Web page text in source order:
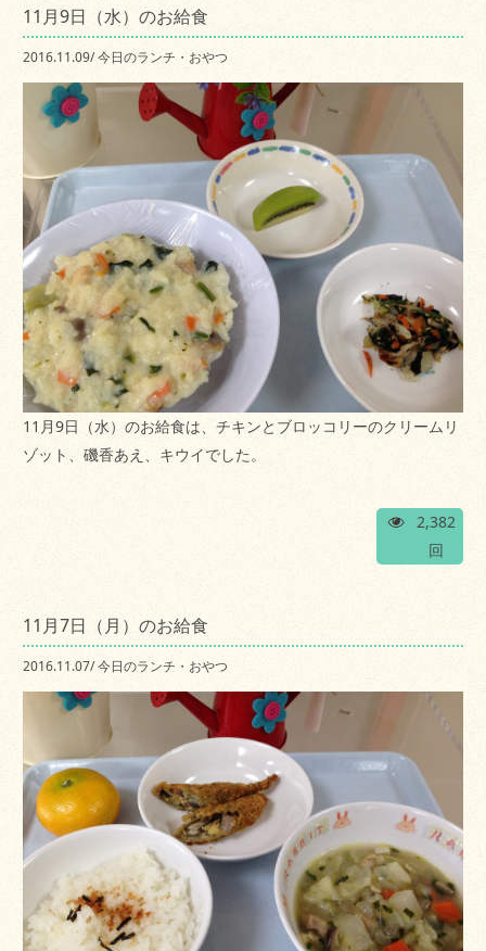
11月9日（水）のお給食
2016.11.09/今日のランチ・おやつ
11月9日（水）のお給食は、チキンとブロッコリーのクリームリ
ゾット、磯香あえ、キウイでした。
2,382
回
11月7日（月）のお給食
2016.11.07/今日のランチ・おやつ